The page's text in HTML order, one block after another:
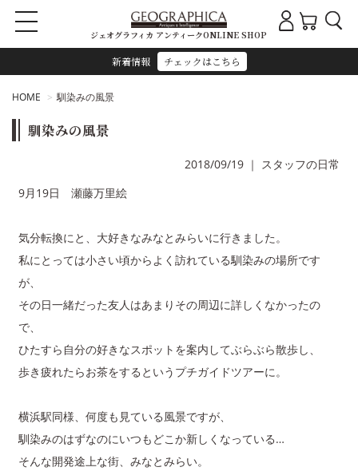
新着情報 チェックはこちら
ジェオグラフィカ アンティークONLINE SHOP
HOME 馴染みの風景
馴染みの風景
2018/09/19 ｜ スタッフの日常
9月19日 瀬藤万里絵
気分転換にと、大好きなみなとみらいに行きました。
私にとっては小さい頃からよく訪れている馴染みの場所です
が、
その日一緒だった友人はあまりその周辺に詳しくなかったの
で、
ひたすら自分の好きなスポットを案内してぶらぶら散歩し、
歩き疲れたらお茶をするというプチガイドツアーに。
横浜駅同様、何度も見ている風景ですが、
馴染みのはずなのにいつもどこか新しくなっている…
そんな開発途上な街、みなとみらい。